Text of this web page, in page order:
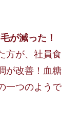
が減った！
方が、社員食
が改善！血糖
一つのようで